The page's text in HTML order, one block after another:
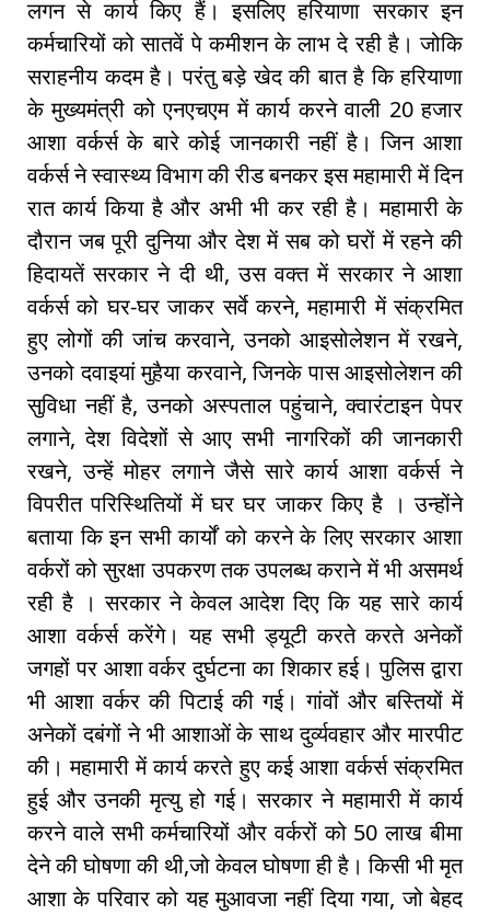
लगन से कार्य किए हैं। इसलिए हरियाणा सरकार इन
कर्मचारियों को सातवें पे कमीशन के लाभ दे रही है। जोकि
सराहनीय कदम है। परंतु बड़े खेद की बात है कि हरियाणा
के मुख्यमंत्री को एनएचएम में कार्य करने वाली 20 हजार
आशा वर्कर्स के बारे कोई जानकारी नहीं है। जिन आशा
वर्कर्स ने स्वास्थ्य विभाग की रीड बनकर इस महामारी में दिन
रात कार्य किया है और अभी भी कर रही है। महामारी के
दौरान जब पूरी दुनिया और देश में सब को घरों में रहने की
हिदायतें सरकार ने दी थी, उस वक्त में सरकार ने आशा
वर्कर्स को घर-घर जाकर सर्वे करने, महामारी में संक्रमित
हुए लोगों की जांच करवाने, उनको आइसोलेशन में रखने,
उनको दवाइयां मुहैया करवाने, जिनके पास आइसोलेशन की
सुविधा नहीं है, उनको अस्पताल पहुंचाने, क्वारंटाइन पेपर
लगाने, देश विदेशों से आए सभी नागरिकों की जानकारी
रखने, उन्हें मोहर लगाने जैसे सारे कार्य आशा वर्कर्स ने
विपरीत परिस्थितियों में घर घर जाकर किए है । उन्होंने
बताया कि इन सभी कार्यों को करने के लिए सरकार आशा
वर्करों को सुरक्षा उपकरण तक उपलब्ध कराने में भी असमर्थ
रही है । सरकार ने केवल आदेश दिए कि यह सारे कार्य
आशा वर्कर्स करेंगे। यह सभी ड्यूटी करते करते अनेकों
जगहों पर आशा वर्कर दुर्घटना का शिकार हई। पुलिस द्वारा
भी आशा वर्कर की पिटाई की गई। गांवों और बस्तियों में
अनेकों दबंगों ने भी आशाओं के साथ दुर्व्यवहार और मारपीट
की। महामारी में कार्य करते हुए कई आशा वर्कर्स संक्रमित
हुई और उनकी मृत्यु हो गई। सरकार ने महामारी में कार्य
करने वाले सभी कर्मचारियों और वर्करों को 50 लाख बीमा
देने की घोषणा की थी,जो केवल घोषणा ही है। किसी भी मृत
आशा के परिवार को यह मुआवजा नहीं दिया गया, जो बेहद